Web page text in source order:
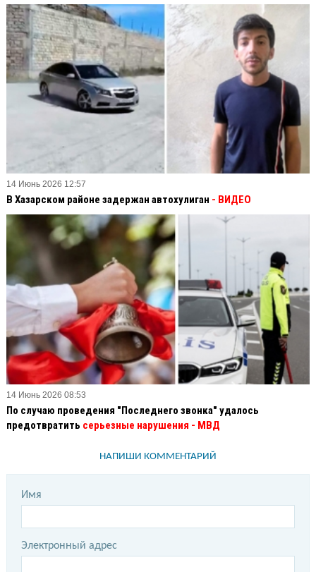
14 Июнь 2026 12:57
В Хазарском районе задержан автохулиган - ВИДЕО
14 Июнь 2026 08:53
По случаю проведения "Последнего звонка" удалось
предотвратить серьезные нарушения - МВД
НАПИШИ КОММЕНТАРИЙ
Имя
Электронный адрес